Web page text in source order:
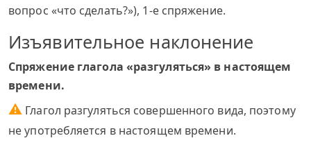
вопрос «что сделать?»), 1-е спряжение.
Изъявительное наклонение
Спряжение глагола «разгуляться» в настоящем
времени.
⚠ Глагол разгуляться совершенного вида, поэтому
не употребляется в настоящем времени.